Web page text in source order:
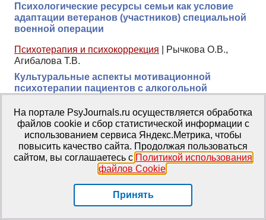
Психологические ресурсы семьи как условие
адаптации ветеранов (участников) специальной
военной операции
Психотерапия и психокоррекция
Рычкова О.В.,
Агибалова Т.В.
Культуральные аспекты мотивационной
психотерапии пациентов с алкогольной
Психотерапия и психокоррекция|Соколова Е.Е.
Не манипулирование и не майевтика: сущность
и истоки деятельностной психотехники
На портале PsyJournals.ru осуществляется обработка
файлов cookie и сбор статистической информации с
использованием сервиса Яндекс.Метрика, чтобы
повысить качество сайта. Продолжая пользоваться
сайтом, вы соглашаетесь с Политикой использования
файлов Cookie.
Принять